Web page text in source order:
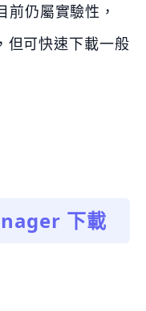
前仍屬實驗性，
但可快速下載一般
下載